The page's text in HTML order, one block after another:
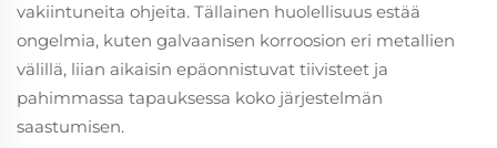
vakiintuneita ohjeita. Tällainen huolellisuus estää
ongelmia, kuten galvaanisen korroosion eri metallien
välillä, liian aikaisin epäonnistuvat tiivisteet ja
pahimmassa tapauksessa koko järjestelmän
saastumisen.